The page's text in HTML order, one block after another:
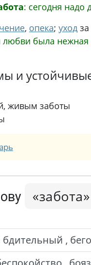
: сегодня надо
, опека; уход
любви была нежная
и
живым заботы
«забота»
бдительный ,